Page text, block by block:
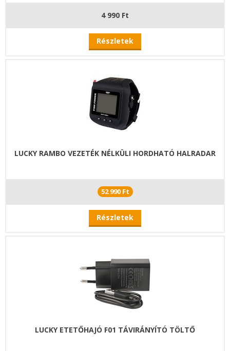
4 990 Ft
Részletek
LUCKY RAMBO VEZETÉK NÉLKÜLI HORDHATÓ HALRADAR
52 990 Ft
Részletek
LUCKY ETETŐHAJÓ F01 TÁVIRÁNYÍTÓ TÖLTŐ